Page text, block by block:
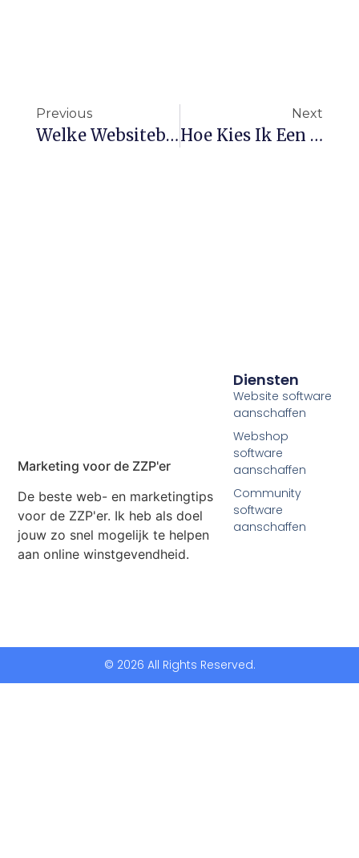
Previous
Welke Websitebouwer Is Het Beste Voor ZZP’ers?
Next
Hoe Kies Ik Een Goede Domeinnaam?
Marketing voor de ZZP'er
De beste web- en marketingtips
voor de ZZP'er. Ik heb als doel
jouw zo snel mogelijk te helpen
aan online winstgevendheid.
Diensten
Website software
aanschaffen
Webshop
software
aanschaffen
Community
software
aanschaffen
© 2026 All Rights Reserved.